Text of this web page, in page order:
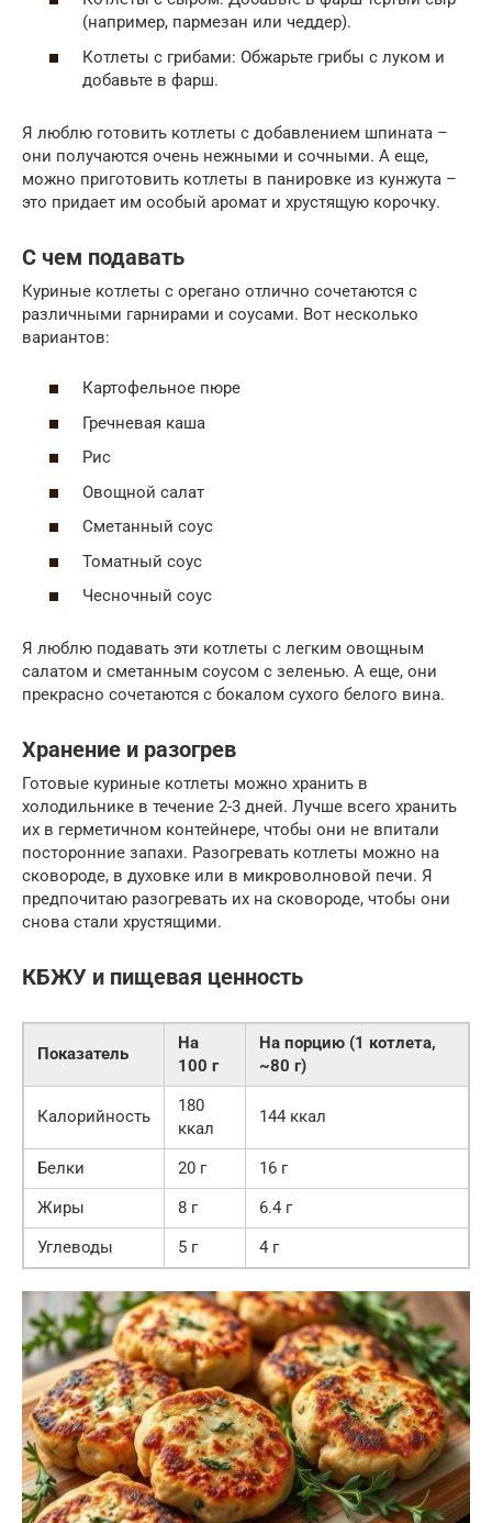
(например, пармезан или чеддер).
Котлеты с грибами: Обжарьте грибы с луком и
добавьте в фарш.
Я люблю готовить котлеты с добавлением шпината –
они получаются очень нежными и сочными. А еще,
можно приготовить котлеты в панировке из кунжута –
это придает им особый аромат и хрустящую корочку.
С чем подавать
Куриные котлеты с орегано отлично сочетаются с
различными гарнирами и соусами. Вот несколько
вариантов:
Картофельное пюре
Гречневая каша
Рис
Овощной салат
Сметанный соус
Томатный соус
Чесночный соус
Я люблю подавать эти котлеты с легким овощным
салатом и сметанным соусом с зеленью. А еще, они
прекрасно сочетаются с бокалом сухого белого вина.
Хранение и разогрев
Готовые куриные котлеты можно хранить в
холодильнике в течение 2-3 дней. Лучше всего хранить
их в герметичном контейнере, чтобы они не впитали
посторонние запахи. Разогревать котлеты можно на
сковороде, в духовке или в микроволновой печи. Я
предпочитаю разогревать их на сковороде, чтобы они
снова стали хрустящими.
КБЖУ и пищевая ценность
Показатель
На
100 г
На порцию (1 котлета,
~80 г)
Калорийность
180
ккал
144 ккал
Белки 20 г
16 г
Жиры
8 г
6.4 г
Углеводы
5 г 4 г